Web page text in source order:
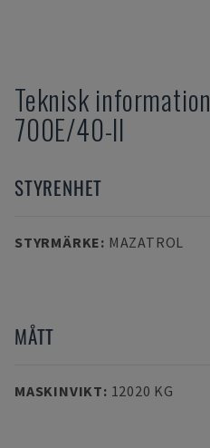
Teknisk information
700E/40-II
STYRENHET
STYRMÄRKE: MAZATROL
MÅTT
MASKINVIKT: 12020 KG